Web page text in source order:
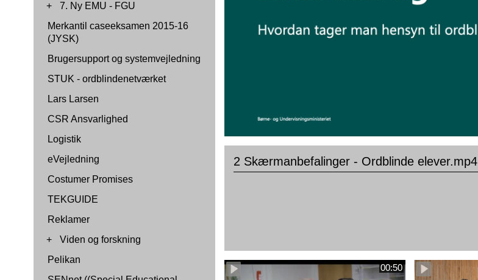
+
7. Ny EMU - FGU
Merkantil caseeksamen 2015-16
(JYSK)
Brugersupport og systemvejledning
STUK - ordblindenetværket
Lars Larsen
CSR Ansvarlighed
Logistik
eVejledning
Costumer Promises
TEKGUIDE
Reklamer
+
Viden og forskning
Pelikan
2 Skærmanbefalinger - Ordblinde elever.mp4
00:50